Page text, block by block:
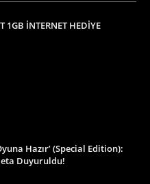
1GB İNTERNET HEDİYE
Hazır’ (Special Edition):
Duyuruldu!